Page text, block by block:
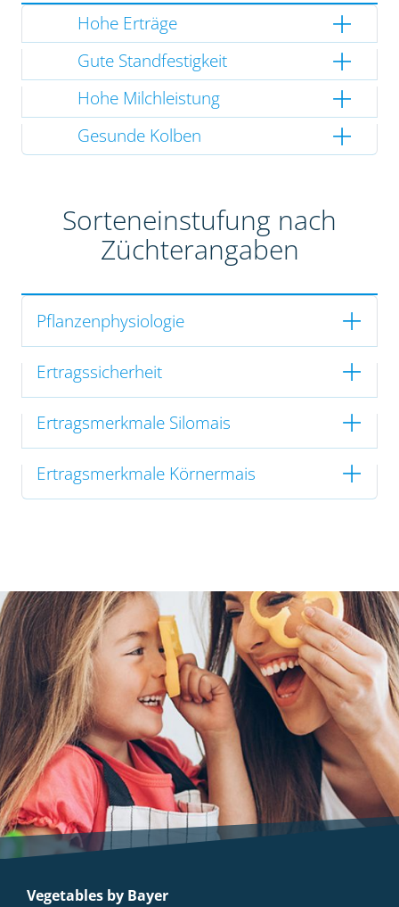
Hohe Erträge
Gute Standfestigkeit
Hohe Milchleistung
Gesunde Kolben
Sorteneinstufung nach
Züchterangaben
Pflanzenphysiologie
Ertragssicherheit
Ertragsmerkmale Silomais
Ertragsmerkmale Körnermais
Vegetables by Bayer